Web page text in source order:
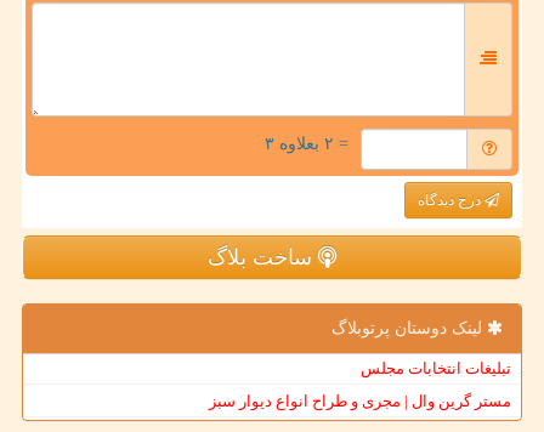
= ۲ بعلاوه ۳
درج دیدگاه
ساخت بلاگ
لینک دوستان پرتوبلاگ
تبلیغات انتخابات مجلس
مستر گرین وال | مجری و طراح انواع دیوار سبز